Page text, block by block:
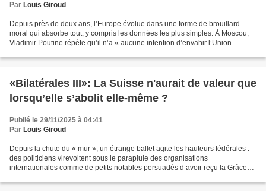
Par Louis Giroud
Depuis près de deux ans, l’Europe évolue dans une forme de brouillard
moral qui absorbe tout, y compris les données les plus simples. À Moscou,
Vladimir Poutine répète qu’il n’a « aucune intention d’envahir l’Union
«Bilatérales III»: La Suisse n'aurait de valeur que
lorsqu’elle s’abolit elle-même ?
Publié le 29/11/2025 à 04:41
Par Louis Giroud
Depuis la chute du « mur », un étrange ballet agite les hauteurs fédérales :
des politiciens virevoltent sous le parapluie des organisations
internationales comme de petits notables persuadés d’avoir reçu la Grâce